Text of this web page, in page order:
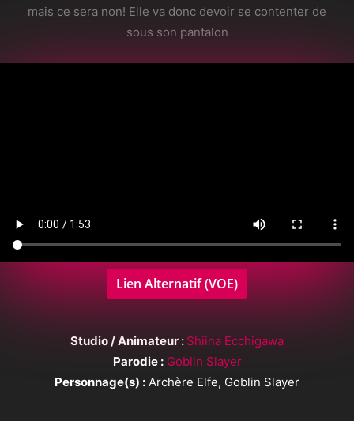
mais ce sera non! Elle va donc devoir se contenter de
sous son pantalon
Lien Alternatif (VOE)
Studio / Animateur : Shiina Ecchigawa
Parodie : Goblin Slayer
Personnage(s) : Archère Elfe, Goblin Slayer